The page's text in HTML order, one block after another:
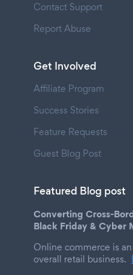
Contact Support
Report Abuse
Get Involved
Affiliate Program
Success Stories
Feature Requests
Guest Blog Post
Featured Blog post
Converting Cross-
Black Friday & Cyber
Online commerce is
overall retail business.